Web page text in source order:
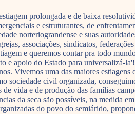
prolongada e de baixa
e estruturantes, de
norteriograndense e suas
associações, sindicatos,
e queremos contar pra todo
e apoio do Estado para universalizá-
Vivemos uma das maiores
sociedade civil organizada,
vida e de produção das famílias
da seca são possíveis, na
do povo do semiárido,